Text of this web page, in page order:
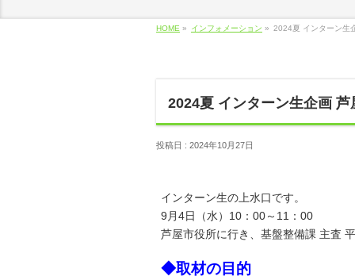
HOME » インフォメーション » 2024夏 インターン生
2024夏 インターン生企画
投稿日 : 2024年10月27日
インターン生の上水口です。
9月4日（水）10：00～11：00
芦屋市役所に行き、基盤整備課 主査
◆取材の目的